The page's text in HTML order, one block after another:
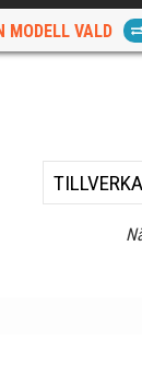
MODELL VALD